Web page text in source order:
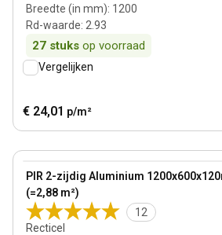
Breedte (in mm): 1200
Rd-waarde: 2.93
27 stuks op voorraad
Vergelijken
€ 24,01 p/m²
PIR 2-zijdig Aluminium
(=2,88 m²)
12
Recticel
View product